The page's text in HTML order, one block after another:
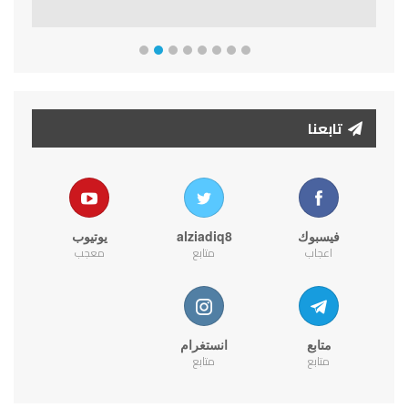
تابعنا
فيسبوك
اعجاب
alziadiq8
متابع
يوتيوب
معجب
متابع
متابع
انستغرام
متابع